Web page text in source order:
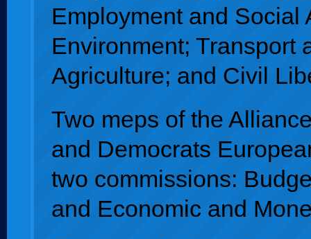
Employment and Social
Environment; Transport
Agriculture; and Civil
Two meps of the
and Democrats
two commissions:
and Economic and